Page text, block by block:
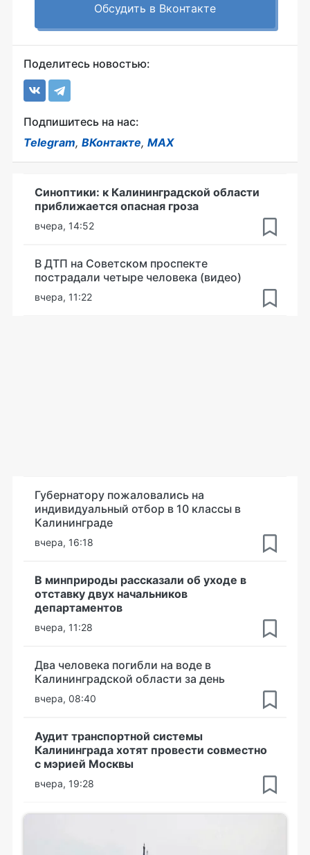
Обсудить в Вконтакте
Поделитесь новостью:
Подпишитесь на нас:
Telegram, ВКонтакте, MAX
Синоптики: к Калининградской области
приближается опасная гроза
вчера, 14:52
В ДТП на Советском проспекте
пострадали четыре человека (видео)
вчера, 11:22
Губернатору пожаловались на
индивидуальный отбор в 10 классы в
Калининграде
вчера, 16:18
В минприроды рассказали об уходе в
отставку двух начальников
департаментов
вчера, 11:28
Два человека погибли на воде в
Калининградской области за день
вчера, 08:40
Аудит транспортной системы
Калининграда хотят провести совместно
с мэрией Москвы
вчера, 19:28